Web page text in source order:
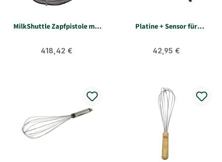
MilkShuttle Zapfpistole mit
Regulärer Preis:
418,42 €
Platine + Sensor für
Regulärer Preis:
42,95 €